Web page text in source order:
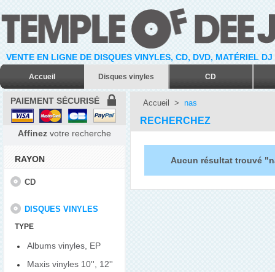
VENTE EN LIGNE DE DISQUES VINYLES, CD, DVD, MATÉRIEL
Accueil Disques vinyles CD
PAIEMENT SÉCURISÉ
Affinez votre recherche
RAYON
CD
DISQUES VINYLES
TYPE
Albums vinyles, EP
Maxis vinyles 10'', 12''
Accueil > nas
RECHERCHEZ
Aucun résultat trouvé